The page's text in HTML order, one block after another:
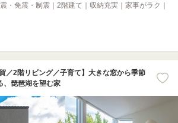
震・免震・制震｜2階建て｜収納充実｜家事がラク｜
／2階リビング／子育て】大きな窓から季節
、琵琶湖を望む家